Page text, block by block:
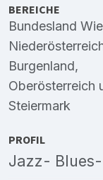
BEREICHE
Bundesland
Burgenland,
Oberösterreich
Steiermark
PROFIL
Jazz-